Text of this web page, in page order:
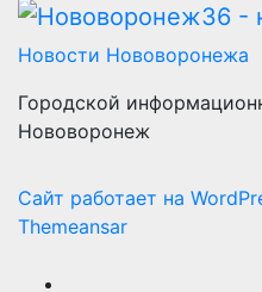
Новости Нововоронежа
Городской
Нововоронеж
Сайт работает на
Themeansar